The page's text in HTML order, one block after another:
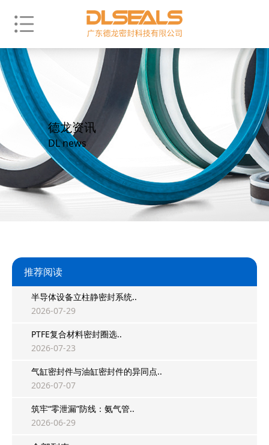
德龙资讯
DL news
推荐阅读
半导体设备立柱静密封系统..
2026-07-29
PTFE复合材料密封圈选..
2026-07-23
气缸密封件与油缸密封件的异同点..
2026-07-07
筑牢“零泄漏”防线：氨气管..
2026-06-29